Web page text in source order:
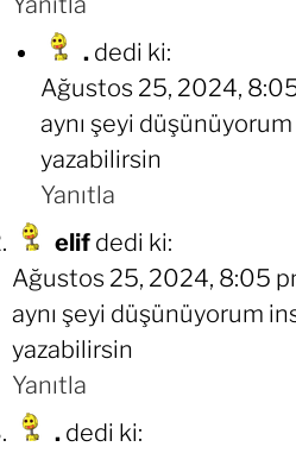
. dedi ki:
Ağustos 25, 2024,
aynı şeyi
yazabilirsin
Yanıtla
elif dedi ki:
Ağustos 25, 2024, 8:05
aynı şeyi düşünüyorum
yazabilirsin
Yanıtla
. dedi ki: